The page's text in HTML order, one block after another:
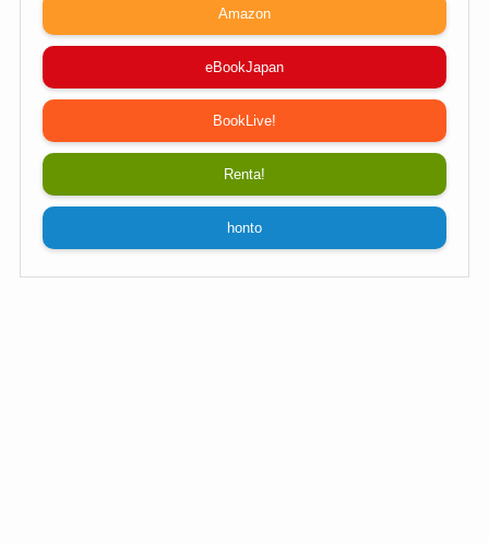
Amazon
eBookJapan
BookLive!
Renta!
honto